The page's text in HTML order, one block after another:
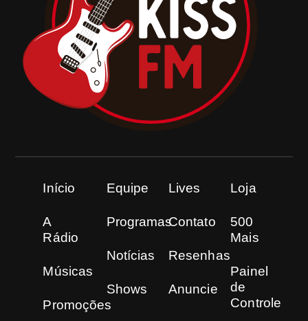
Início
A
Rádio
Músicas
Promoções
Equipe
Programas
Notícias
Shows
Lives
Contato
Resenhas
Anuncie
Loja
500
Mais
Painel
de
Controle